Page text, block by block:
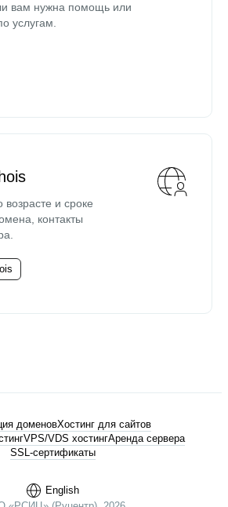
вам нужна помощь или
услугам.
и сроке
контакты
English
доменовХостинг для сайтов
VPS/VDS хостингАренда сервера
SSL-сертификаты